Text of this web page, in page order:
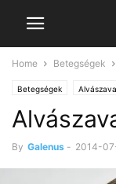
Home Betegségek
Betegségek
By Galenus - 2014-